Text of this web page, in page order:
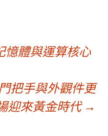
憶體與運算核心
把手與外觀件更
迎來黃金時代 →